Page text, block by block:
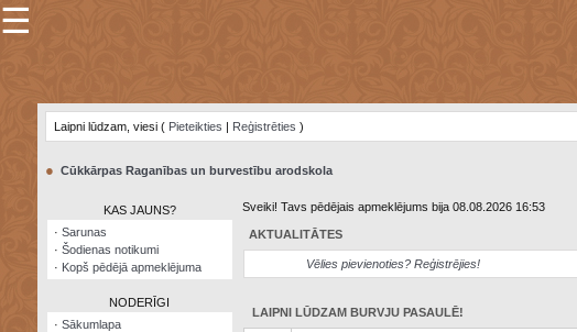
×
Šodienas
☰
Laipni lūdzam, viesi ( Pieteikties | Reģistrēties )
● Cūkkārpas Raganības un burvestību arodskola
KAS JAUNS?
· Sarunas
· Šodienas notikumi
· Kopš pēdējā apmeklējuma
NODERĪGI
· Sākumlapa
Sveiki! Tavs pēdējais apmeklējums bija 08.08.2026 16:53
AKTUALITĀTES
Vēlies pievienoties? Reģistrējies!
LAIPNI LŪDZAM BURVJU PASAULĒ!